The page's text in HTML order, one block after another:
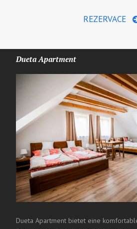
REZERVACE
Dueta Apartment
Dueta Apartment bietet eine